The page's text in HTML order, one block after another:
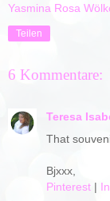
Yasmina Rosa
Teilen
6 Kommentare:
Teresa
That
Bjxxx,
Pinterest |